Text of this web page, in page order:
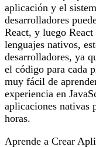
aplicación y el
desarrolladores
React, y luego
lenguajes nativos,
desarrolladores, ya
el código para cada
muy fácil de
experiencia en
aplicaciones nativas
horas.
Aprende a Crear